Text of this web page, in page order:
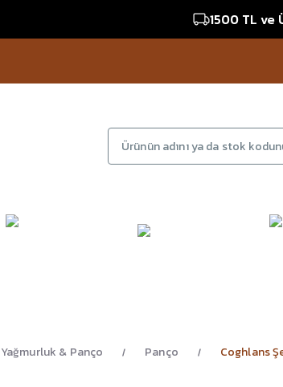
1500 TL ve
Yağmurluk & Panço Panço Coghlans